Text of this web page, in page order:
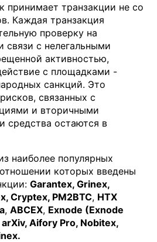
принимает транзакции не со
Каждая транзакция
проверку на
связи с нелегальными
активностью,
с площадками -
санкций. Это
связанных с
и вторичными
средства остаются в
наиболее популярных
которых введены
Garantex, Grinex,
Cryptex, PM2BTC, HTX
, ABCEX, Exnode (Exnode
arXiv, Aifory Pro, Nobitex,